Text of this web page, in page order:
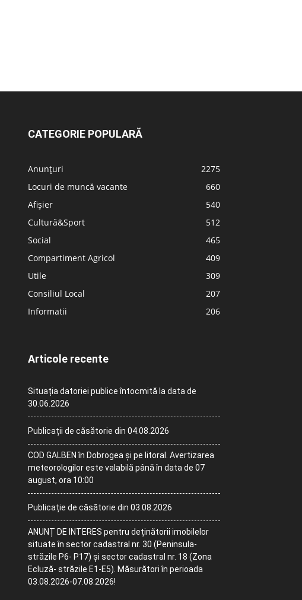
CATEGORIE POPULARĂ
Anunțuri
2275
Locuri de muncă vacante
660
Afișier
540
Cultură&Sport
512
Social
465
Compartiment Agricol
409
Utile
309
Consiliul Local
207
Informatii
206
Articole recente
Situația datoriei publice întocmită la data de
30.06.2026
Publicații de căsătorie din 04.08.2026
COD GALBEN în Dobrogea și pe litoral. Avertizarea
meteorologilor este valabilă până în data de 07
august, ora 10:00
Publicație de căsătorie din 03.08.2026
ANUNȚ DE INTERES pentru deținătorii imobilelor
situate în sector cadastral nr. 30 (Peninsula-
străzile P6- P17) și sector cadastral nr. 18 (Zona
Ecluză- străzile E1-E5). Măsurători în perioada
03.08.2026-07.08.2026!